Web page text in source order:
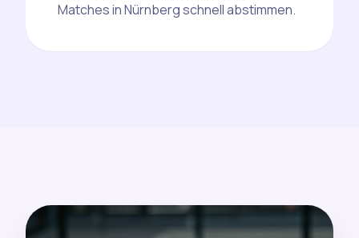
Matches in Nürnberg schnell abstimmen.